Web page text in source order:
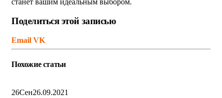
станет вашим идеальным выбором.
Поделиться этой записью
Email VK
Похожиестатьи
26Сен26.09.2021